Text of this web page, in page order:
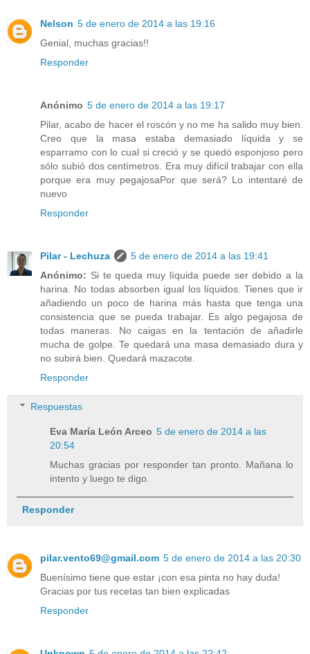
Nelson 5 de enero de 2014 a las 19:16
Genial, muchas gracias!!
Responder
Anónimo 5 de enero de 2014 a las 19:17
Pilar, acabo de hacer el roscón y no me ha salido muy bien.
Creo que la masa estaba demasiado líquida y se
esparramo con lo cual si creció y se quedó esponjoso pero
sólo subió dos centímetros. Era muy difícil trabajar con ella
porque era muy pegajosaPor que será? Lo intentaré de
nuevo
Responder
Pilar - Lechuza
5 de enero de 2014 a las 19:41
Anónimo: Si te queda muy líquida puede ser debido a la
harina. No todas absorben igual los líquidos. Tienes que ir
añadiendo un poco de harina más hasta que tenga una
consistencia que se pueda trabajar. Es algo pegajosa de
todas maneras. No caigas en la tentación de añadirle
mucha de golpe. Te quedará una masa demasiado dura y
no subirá bien. Quedará mazacote.
Responder
Respuestas
Eva María León Arceo 5 de enero de 2014 a las
20:54
Muchas gracias por responder tan pronto. Mañana lo
intento y luego te digo.
Responder
pilar.vento69@gmail.com 5 de enero de 2014 a las 20:30
Buenísimo tiene que estar ¡con esa pinta no hay duda!
Gracias por tus recetas tan bien explicadas
Responder